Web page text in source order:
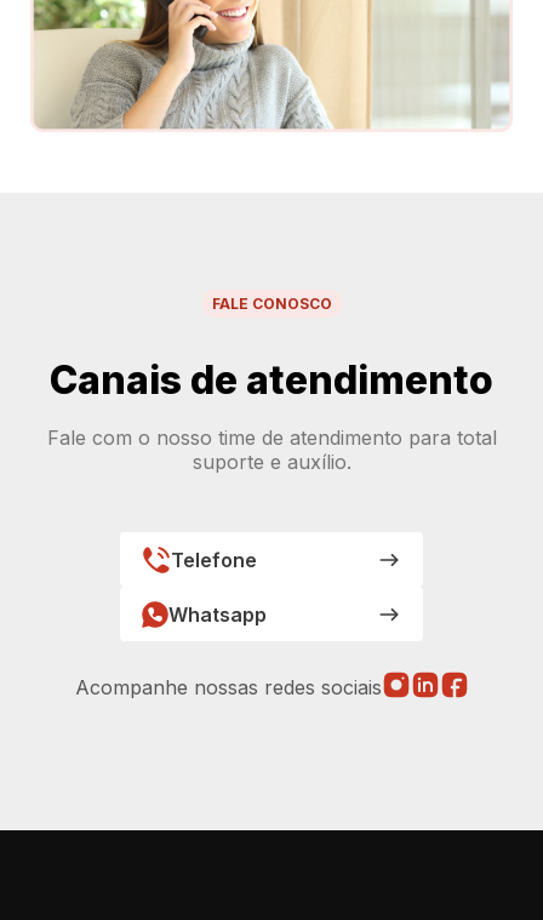
FALE CONOSCO
Canais de atendimento
Fale com o nosso time de atendimento para total
suporte e auxílio.
Telefone
Whatsapp
Acompanhe nossas redes sociais